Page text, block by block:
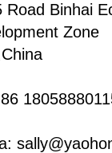
Binhai
Zone